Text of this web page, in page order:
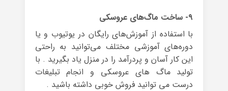
۹- ساخت ماگ‌های عروسکی
با استفاده از آموزش‌های رایگان در یوتیوب و یا
دوره‌های آموزشی مختلف می‌توانید به راحتی
این کار آسان و پردرآمد را در منزل یاد بگیرید . با
تولید ماگ های عروسکی و انجام تبلیغات
درست می توانید فروش خوبی داشته باشید .